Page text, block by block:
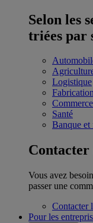
Selon les
triées par
Logistique
Santé
Banque et
Contacter
Vous avez
passer une
Contacter
Pour les